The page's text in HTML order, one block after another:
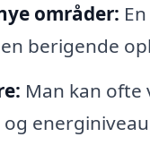
områder:
berigende
Man kan